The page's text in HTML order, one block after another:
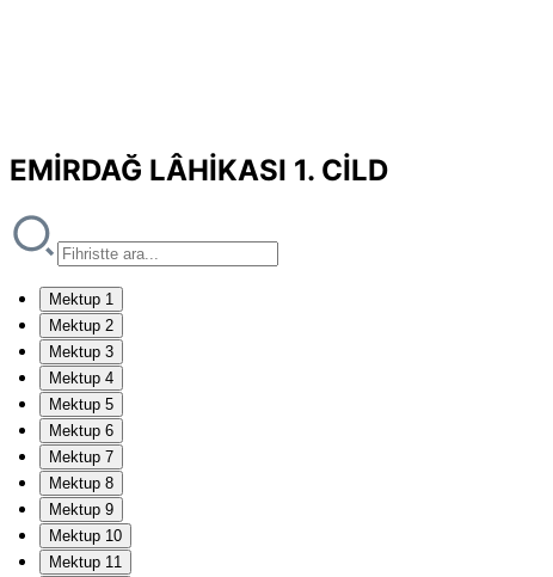
EMİRDAĞ LÂHİKASI 1. CİLD
Mektup 1
Mektup 2
Mektup 3
Mektup 4
Mektup 5
Mektup 6
Mektup 7
Mektup 8
Mektup 9
Mektup 10
Mektup 11